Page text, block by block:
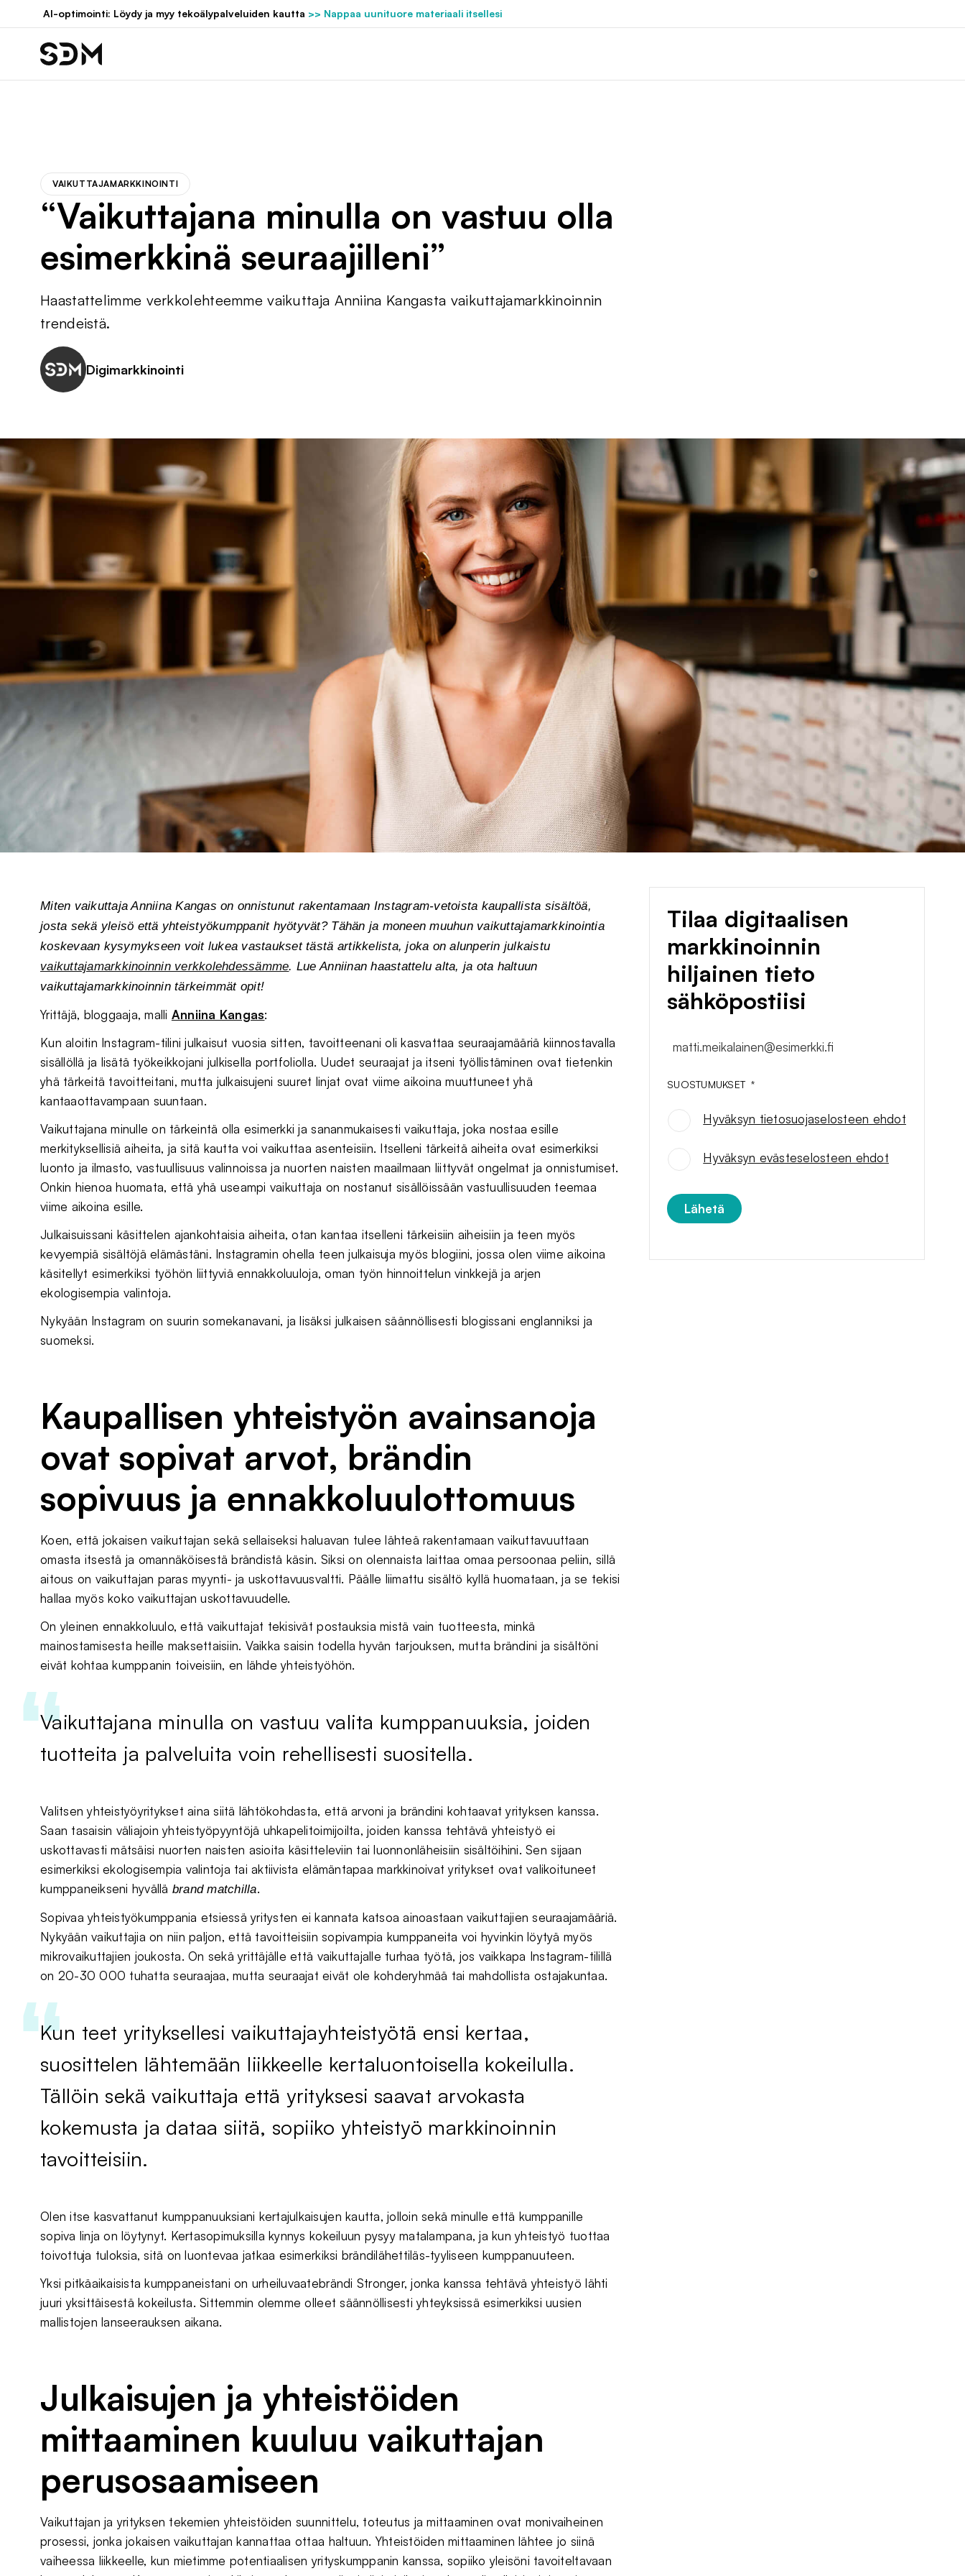
sisältöön
AI-optimointi: Löydy ja myy tekoälypalveluiden kautta >> Nappaa uunituore materiaali itsellesi
VAIKUTTAJAMARKKINOINTI
“Vaikuttajana minulla on vastuu olla
esimerkkinä seuraajilleni”
Haastattelimme verkkolehteemme vaikuttaja Anniina Kangasta vaikuttajamarkkinoinnin
trendeistä.
Digimarkkinointi
Miten vaikuttaja Anniina Kangas on onnistunut rakentamaan Instagram-vetoista kaupallista sisältöä,
josta sekä yleisö että yhteistyökumppanit hyötyvät? Tähän ja moneen muuhun vaikuttajamarkkinointia
koskevaan kysymykseen voit lukea vastaukset tästä artikkelista, joka on alunperin julkaistu
vaikuttajamarkkinoinnin verkkolehdessämme. Lue Anniinan haastattelu alta, ja ota haltuun
vaikuttajamarkkinoinnin tärkeimmät opit!
Yrittäjä, bloggaaja, malli Anniina Kangas:
Kun aloitin Instagram-tilini julkaisut vuosia sitten, tavoitteenani oli kasvattaa seuraajamääriä kiinnostavalla
sisällöllä ja lisätä työkeikkojani julkisella portfoliolla. Uudet seuraajat ja itseni työllistäminen ovat tietenkin
yhä tärkeitä tavoitteitani, mutta julkaisujeni suuret linjat ovat viime aikoina muuttuneet yhä
kantaaottavampaan suuntaan.
Vaikuttajana minulle on tärkeintä olla esimerkki ja sananmukaisesti vaikuttaja, joka nostaa esille
merkityksellisiä aiheita, ja sitä kautta voi vaikuttaa asenteisiin. Itselleni tärkeitä aiheita ovat esimerkiksi
luonto ja ilmasto, vastuullisuus valinnoissa ja nuorten naisten maailmaan liittyvät ongelmat ja onnistumiset.
Onkin hienoa huomata, että yhä useampi vaikuttaja on nostanut sisällöissään vastuullisuuden teemaa
viime aikoina esille.
Julkaisuissani käsittelen ajankohtaisia aiheita, otan kantaa itselleni tärkeisiin aiheisiin ja teen myös
kevyempiä sisältöjä elämästäni. Instagramin ohella teen julkaisuja myös blogiini, jossa olen viime aikoina
käsitellyt esimerkiksi työhön liittyviä ennakkoluuloja, oman työn hinnoittelun vinkkejä ja arjen
ekologisempia valintoja.
Nykyään Instagram on suurin somekanavani, ja lisäksi julkaisen säännöllisesti blogissani englanniksi ja
suomeksi.
Kaupallisen yhteistyön avainsanoja
ovat sopivat arvot, brändin
sopivuus ja ennakkoluulottomuus
Koen, että jokaisen vaikuttajan sekä sellaiseksi haluavan tulee lähteä rakentamaan vaikuttavuuttaan
omasta itsestä ja omannäköisestä brändistä käsin. Siksi on olennaista laittaa omaa persoonaa peliin, sillä
aitous on vaikuttajan paras myynti- ja uskottavuusvaltti. Päälle liimattu sisältö kyllä huomataan, ja se tekisi
hallaa myös koko vaikuttajan uskottavuudelle.
On yleinen ennakkoluulo, että vaikuttajat tekisivät postauksia mistä vain tuotteesta, minkä
mainostamisesta heille maksettaisiin. Vaikka saisin todella hyvän tarjouksen, mutta brändini ja sisältöni
eivät kohtaa kumppanin toiveisiin, en lähde yhteistyöhön.
Vaikuttajana minulla on vastuu valita kumppanuuksia, joiden
tuotteita ja palveluita voin rehellisesti suositella.
Valitsen yhteistyöyritykset aina siitä lähtökohdasta, että arvoni ja brändini kohtaavat yrityksen kanssa.
Saan tasaisin väliajoin yhteistyöpyyntöjä uhkapelitoimijoilta, joiden kanssa tehtävä yhteistyö ei
uskottavasti mätsäisi nuorten naisten asioita käsitteleviin tai luonnonläheisiin sisältöihini. Sen sijaan
esimerkiksi ekologisempia valintoja tai aktiivista elämäntapaa markkinoivat yritykset ovat valikoituneet
kumppaneikseni hyvällä brand matchilla.
Sopivaa yhteistyökumppania etsiessä yritysten ei kannata katsoa ainoastaan vaikuttajien seuraajamääriä.
Nykyään vaikuttajia on niin paljon, että tavoitteisiin sopivampia kumppaneita voi hyvinkin löytyä myös
mikrovaikuttajien joukosta. On sekä yrittäjälle että vaikuttajalle turhaa työtä, jos vaikkapa Instagram-tilillä
on 20-30 000 tuhatta seuraajaa, mutta seuraajat eivät ole kohderyhmää tai mahdollista ostajakuntaa.
Kun teet yrityksellesi vaikuttajayhteistyötä ensi kertaa,
suosittelen lähtemään liikkeelle kertaluontoisella kokeilulla.
Tällöin sekä vaikuttaja että yrityksesi saavat arvokasta
kokemusta ja dataa siitä, sopiiko yhteistyö markkinoinnin
tavoitteisiin.
Olen itse kasvattanut kumppanuuksiani kertajulkaisujen kautta, jolloin sekä minulle että kumppanille
sopiva linja on löytynyt. Kertasopimuksilla kynnys kokeiluun pysyy matalampana, ja kun yhteistyö tuottaa
toivottuja tuloksia, sitä on luontevaa jatkaa esimerkiksi brändilähettiläs-tyyliseen kumppanuuteen.
Yksi pitkäaikaisista kumppaneistani on urheiluvaatebrändi Stronger, jonka kanssa tehtävä yhteistyö lähti
juuri yksittäisestä kokeilusta. Sittemmin olemme olleet säännöllisesti yhteyksissä esimerkiksi uusien
mallistojen lanseerauksen aikana.
Julkaisujen ja yhteistöiden
mittaaminen kuuluu vaikuttajan
perusosaamiseen
Vaikuttajan ja yrityksen tekemien yhteistöiden suunnittelu, toteutus ja mittaaminen ovat monivaiheinen
prosessi, jonka jokaisen vaikuttajan kannattaa ottaa haltuun. Yhteistöiden mittaaminen lähtee jo siinä
vaiheessa liikkeelle, kun mietimme potentiaalisen yrityskumppanin kanssa, sopiiko yleisöni tavoiteltavaan
Tilaa digitaalisen
markkinoinnin
hiljainen tieto
sähköpostiisi
SUOSTUMUKSET *
Hyväksyn tietosuojaselosteen ehdot
SUOSTUMUKSET
Hyväksyn evästeselosteen ehdot